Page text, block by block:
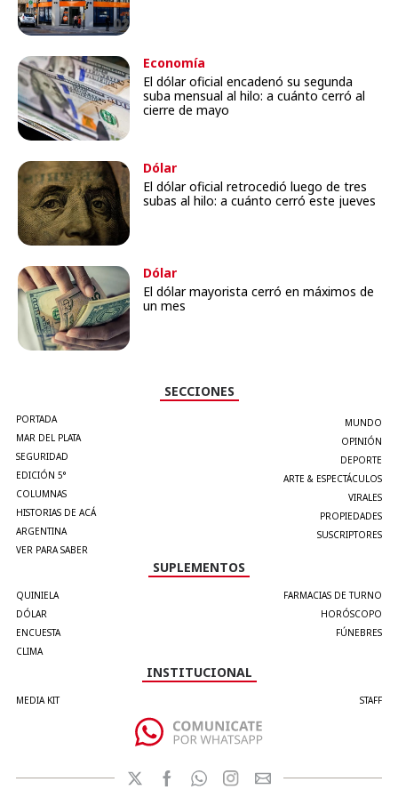
Economía
El dólar oficial encadenó su segunda
suba mensual al hilo: a cuánto cerró al
cierre de mayo
Dólar
El dólar oficial retrocedió luego de tres
subas al hilo: a cuánto cerró este jueves
Dólar
El dólar mayorista cerró en máximos de
un mes
SECCIONES
PORTADA
MAR DEL PLATA
SEGURIDAD
EDICIÓN 5°
COLUMNAS
HISTORIAS DE ACÁ
ARGENTINA
VER PARA SABER
MUNDO
OPINIÓN
DEPORTE
ARTE & ESPECTÁCULOS
VIRALES
PROPIEDADES
SUSCRIPTORES
SUPLEMENTOS
QUINIELA
DÓLAR
ENCUESTA
CLIMA
FARMACIAS DE TURNO
HORÓSCOPO
FÚNEBRES
INSTITUCIONAL
MEDIA KIT STAFF